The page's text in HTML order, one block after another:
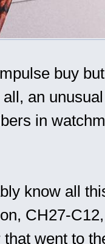
buy
an
in
know all
CH27-
went to